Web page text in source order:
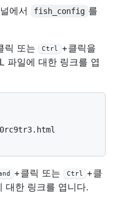
에서 fish_config 를
릭 또는 Ctrl
+클릭을
파일에 대한 링크를 엽
+클릭 또는 Ctrl
+클
대한 링크를 엽니다.